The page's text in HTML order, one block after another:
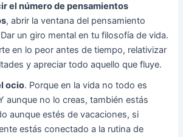
el número de pensamientos
, abrir la ventana del pensamiento
un giro mental en tu filosofía de vida.
en lo peor antes de tiempo, relativizar
y apreciar todo aquello que fluye.
ocio. Porque en la vida no todo es
aunque no lo creas, también estás
aunque estés de vacaciones, si
estás conectado a la rutina de